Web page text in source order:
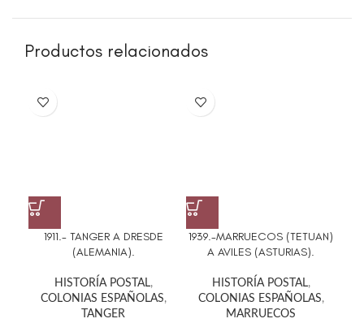
Productos relacionados
1911.- TANGER A DRESDE
(ALEMANIA).
HISTORÍA POSTAL,
COLONIAS ESPAÑOLAS,
TANGER
1939.-MARRUECOS (TETUAN)
A AVILES (ASTURIAS).
HISTORÍA POSTAL,
COLONIAS ESPAÑOLAS,
MARRUECOS